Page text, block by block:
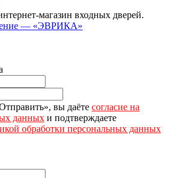
магазин входных дверей.
— «ЭВРИКА»
вы даёте согласие на
данных и подтверждаете
обработки персональных данных